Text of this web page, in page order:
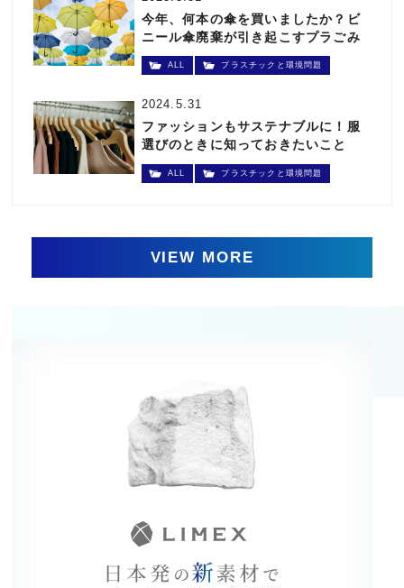
今年、何本の傘を買いましたか？ビ
ニール傘廃棄が引き起こすプラごみ
問題
ALL プラスチックと環境問題
2024.5.31
ファッションもサステナブルに！服
選びのときに知っておきたいこと
ALL プラスチックと環境問題
VIEW MORE